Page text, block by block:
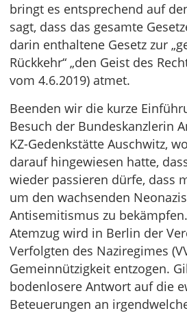
bringt es entsprechend auf
sagt, dass das gesamte
darin enthaltene Gesetz zur
Rückkehr“ „den Geist des
vom 4.6.2019) atmet.
Beenden wir die kurze
Besuch der Bundeskanzlerin
KZ-Gedenkstätte Auschwitz,
darauf hingewiesen hatte,
wieder passieren dürfe, dass
um den wachsenden
Antisemitismus zu
Atemzug wird in Berlin der
Verfolgten des Naziregimes
Gemeinnützigkeit entzogen.
bodenlosere Antwort auf die
Beteuerungen an